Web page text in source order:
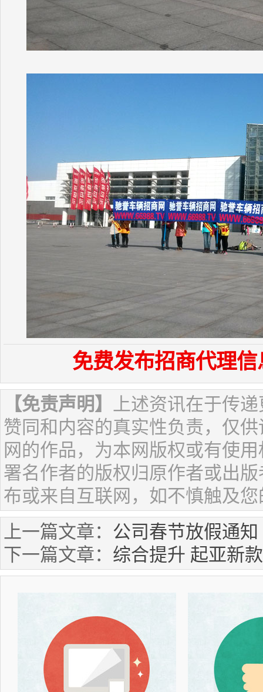
免费发布招商代理信
【免责声明】 上述资讯在于传
赞同和内容的真实性负责，仅
网的作品，为本网版权或有使
署名作者的版权归原作者或出
布或来自互联网，如不慎触及
上一篇文章： 公司春节放假通知
下一篇文章： 综合提升 起亚新